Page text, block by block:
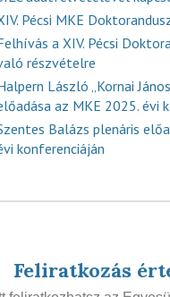
Pécsi MKE
a XIV. Pécsi
részvételre
László „Kornai
az MKE 2025. évi
Balázs plenáris
konferenciáján
Feliratkozás